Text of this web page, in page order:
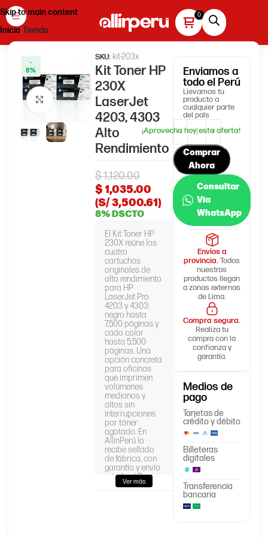
Skip to main content
Inicio Tienda
-
8%
Haga clic para ampliar
SKU: kit-203x
Kit Toner HP
230X
LaserJet
4203, 4303
Alto
Rendimiento
$1,120.00
$1,035.00
(S/ 3,500.61)
8% DSCTO
El Kit Toner HP
230X reúne los
cuatro
cartuchos
originales de
alto rendimiento
para HP
LaserJet Pro
4203 y 4303:
negro hasta
7,500 páginas y
cada color
hasta 5,500
páginas. Una
opción concreta
para oficinas
que imprimen
volúmenes
medianos y
altos sin
interrupciones
por tóner
agotado. En
AllinPerú lo
recibe sellado
de fábrica, con
garantía y envío
a todo el Perú.
Ver más
Enviamos a
todo el Perú
Llevamos tu
producto a
cualquier parte
del país
Comprar
Ahora
Consultar
Via
WhatsApp
Envíos a
provincia.Todos
nuestros
productos llegan
a zonas externas
de Lima.
Compra segura.
Realiza tu
compra con la
confianza y
garantía.
Medios de
pago
Tarjetas de
crédito y débito
Billeteras
digitales
Transferencia
bancaria